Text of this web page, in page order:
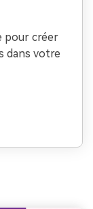
pour créer
dans votre